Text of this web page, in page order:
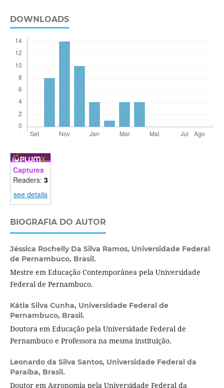
DOWNLOADS
Captures
Readers: 3
see details
BIOGRAFIA DO AUTOR
Jéssica Rochelly Da Silva Ramos, Universidade Federal
de Pernambuco, Brasil.
Mestre em Educação Contemporânea pela Universidade
Federal de Pernambuco.
Kátia Silva Cunha, Universidade Federal de
Pernambuco, Brasil.
Doutora em Educação pela Universidade Federal de
Pernambuco e Professora na mesma instituição.
Leonardo da Silva Santos, Universidade Federal da
Paraíba, Brasil.
Doutor em Agronomia pela Universidade Federal da